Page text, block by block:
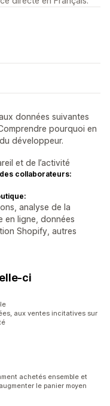
données suivantes
pourquoi en
du développeur.
et de l’activité
collaborateurs:
analyse de la
en ligne, données
Shopify, autres
ci
aux ventes incitatives sur
achetés ensemble et
le panier moyen